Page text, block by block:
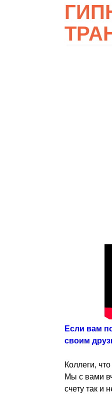
Если вам
своим
Коллеги,
Мы с вами
счету так и